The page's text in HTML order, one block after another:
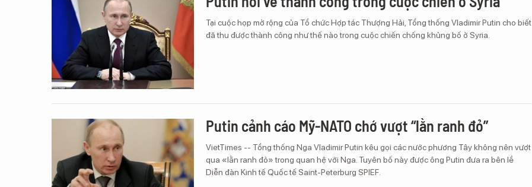
Tại cuộc họp mở rộng của Tổ chức Hợp tác Thượng Hải, Tổng thống Vladimir Putin cho biết
đã thu được thành công như thế nào trong cuộc chiến chống khủng bố ở Syria.
Putin cảnh cáo Mỹ-NATO chớ vượt “lằn ranh đỏ”
VietTimes -- Tổng thống Nga Vladimir Putin kêu gọi các nước phương Tây không nên vượt
qua «lằn ranh đỏ» trong quan hệ với Nga. Tuyên bố này được ông Putin đưa ra bên lề
Diễn đàn Kinh tế Quốc tế Saint-Peterburg SPIEF.